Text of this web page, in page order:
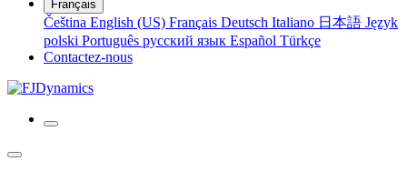
Français
Čeština English (US) Français Deutsch Italiano 日本語 Język
polski Português русский язык Español Türkçe
Contactez-nous